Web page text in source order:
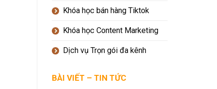
Khóa học bán hàng Tiktok
Khóa học Content Marketing
Dịch vụ Trọn gói đa kênh
BÀI VIẾT – TIN TỨC